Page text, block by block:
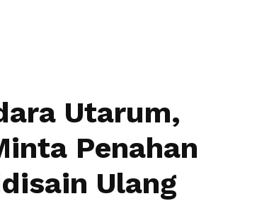
Utarum,
Penahan
Ulang